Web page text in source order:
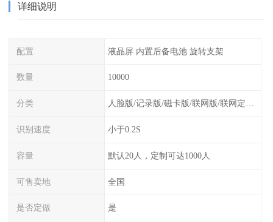
详细说明
配置 液晶屏 内置后备电池 旋转支架
数量 10000
分类 人脸版/记录版/磁卡版/联网版/联网定制版
识别速度 小于0.2S
容量 默认20人，定制可达1000人
可售卖地 全国
是否定做 是